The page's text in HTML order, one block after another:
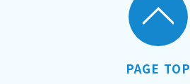
PAGE TOP